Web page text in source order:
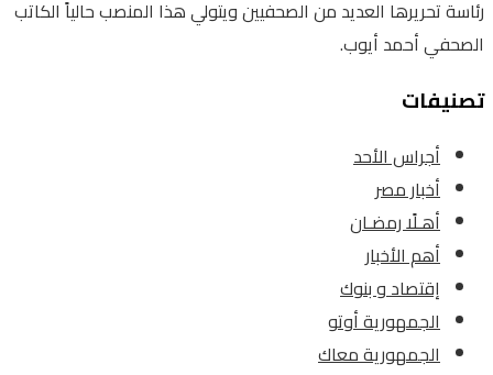
رئاسة تحريرها العديد من الصحفيين ويتولي هذا المنصب حالياً الكاتب
الصحفي أحمد أيوب.
تصنيفات
أجراس الأحد
أخبار مصر
أهـلًا رمضـان
أهم الأخبار
إقتصاد و بنوك
الجمهورية أوتو
الجمهورية معاك